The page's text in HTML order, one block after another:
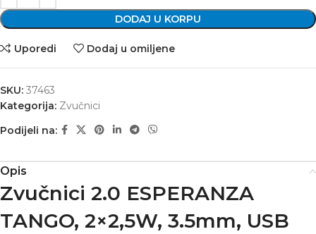
DODAJ U KORPU
Uporedi Dodaj u omiljene
SKU: 37463
Kategorija: Zvučnici
Podijeli na:
Opis
Zvučnici 2.0 ESPERANZA
TANGO, 2×2,5W, 3.5mm, USB